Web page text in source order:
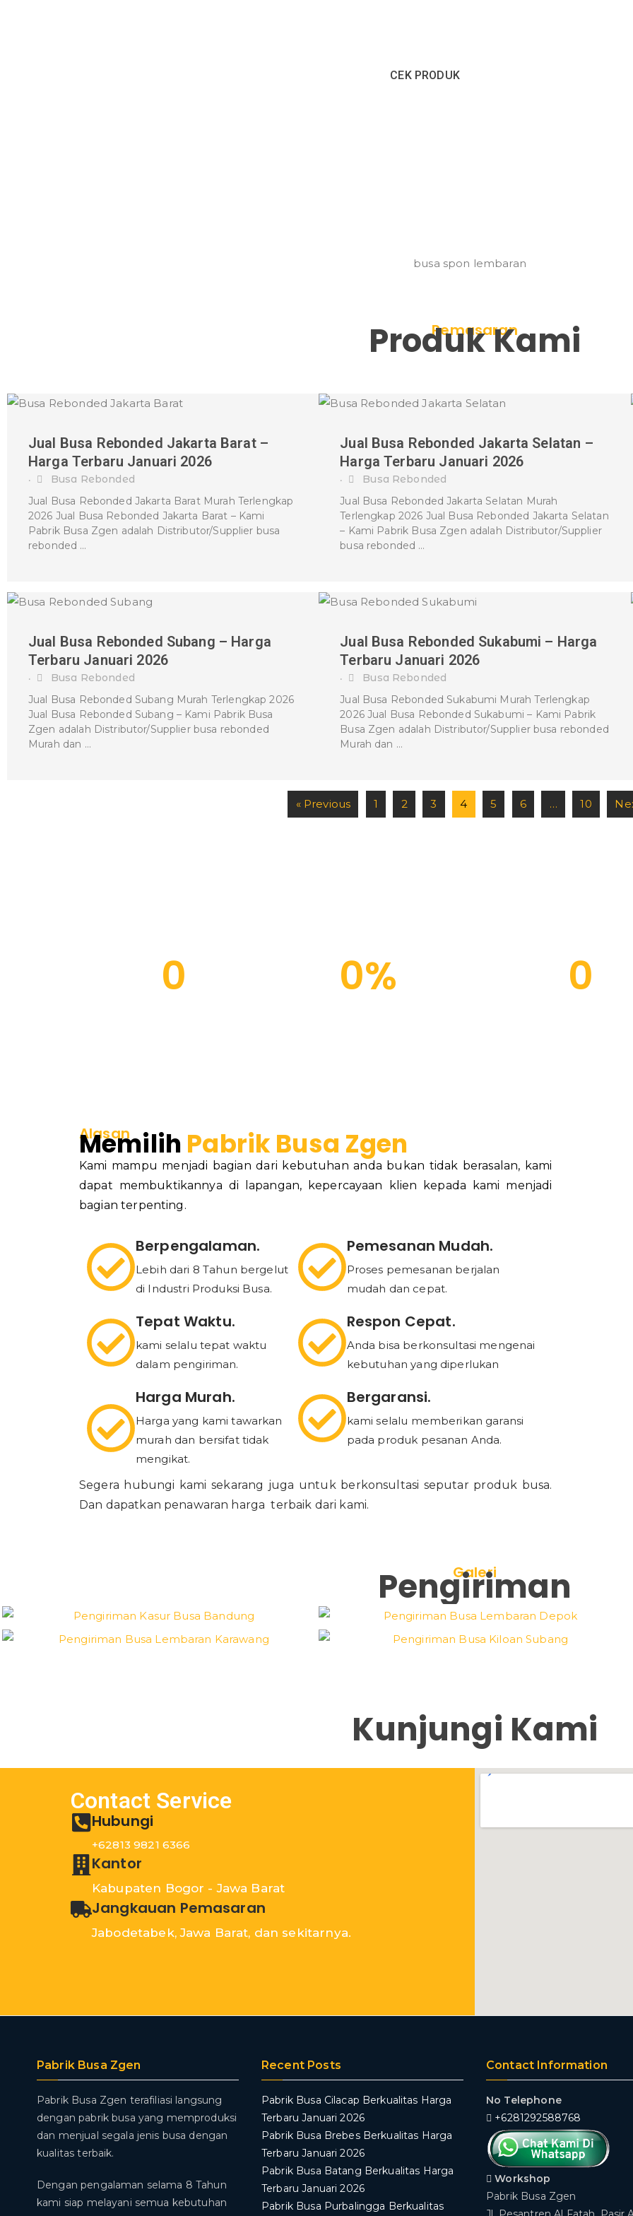
CEK PRODUK
TerlengkapPemasaran
Produk Kami
Jual Busa Rebonded Jakarta Barat –
Harga Terbaru Januari 2026
•
Busa Rebonded
Jual Busa Rebonded Jakarta Barat Murah Terlengkap
2026 Jual Busa Rebonded Jakarta Barat – Kami
Pabrik Busa Zgen adalah Distributor/Supplier busa
rebonded …
Jual Busa Rebonded Jakarta Selatan –
Harga Terbaru Januari 2026
•
Busa Rebonded
Jual Busa Rebonded Jakarta Selatan Murah
Terlengkap 2026 Jual Busa Rebonded Jakarta Selatan
– Kami Pabrik Busa Zgen adalah Distributor/Supplier
busa rebonded …
Jual Busa Rebonded Subang – Harga
Terbaru Januari 2026
•
Busa Rebonded
Jual Busa Rebonded Subang Murah Terlengkap 2026
Jual Busa Rebonded Subang – Kami Pabrik Busa
Zgen adalah Distributor/Supplier busa rebonded
Murah dan …
Jual Busa Rebonded Sukabumi – Harga
Terbaru Januari 2026
•
Busa Rebonded
Jual Busa Rebonded Sukabumi Murah Terlengkap
2026 Jual Busa Rebonded Sukabumi – Kami Pabrik
Busa Zgen adalah Distributor/Supplier busa rebonded
Murah dan …
« Previous 1 2 3 4 5 6 … 10
0 0% 0
Alasan
Memilih Pabrik Busa Zgen
Kami mampu menjadi bagian dari kebutuhan anda bukan tidak berasalan, kami
dapat membuktikannya di lapangan, kepercayaan klien kepada kami menjadi
bagian terpenting.
Berpengalaman.
Lebih dari 8 Tahun bergelut
di Industri Produksi Busa.
Pemesanan Mudah.
Proses pemesanan berjalan
mudah dan cepat.
Tepat Waktu.
kami selalu tepat waktu
dalam pengiriman.
Respon Cepat.
Anda bisa berkonsultasi mengenai
kebutuhan yang diperlukan
Harga Murah.
Harga yang kami tawarkan
murah dan bersifat tidak
mengikat.
Bergaransi.
kami selalu memberikan garansi
pada produk pesanan Anda.
Segera hubungi kami sekarang juga untuk berkonsultasi seputar produk busa.
Dan dapatkan penawaran harga terbaik dari kami.
Galeri
Pengiriman
Kunjungi Kami
Contact Service
Hubungi
+62813 9821 6366
Kantor
Kabupaten Bogor - Jawa Barat
Jangkauan Pemasaran
Jabodetabek, Jawa Barat, dan sekitarnya.
Pabrik Busa Zgen
Pabrik Busa Zgen terafiliasi langsung
dengan pabrik busa yang memproduksi
dan menjual segala jenis busa dengan
kualitas terbaik.
Dengan pengalaman selama 8 Tahun
kami siap melayani semua kebutuhan
Recent Posts
Pabrik Busa Cilacap Berkualitas Harga
Terbaru Januari 2026
Pabrik Busa Brebes Berkualitas Harga
Terbaru Januari 2026
Pabrik Busa Batang Berkualitas Harga
Terbaru Januari 2026
Pabrik Busa Purbalingga Berkualitas
Contact Information
No Telephone
+6281292588768
Workshop
Pabrik Busa Zgen